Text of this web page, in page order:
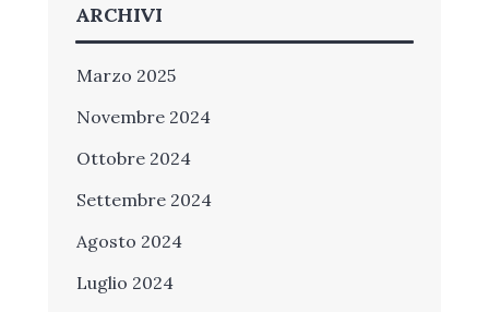
ARCHIVI
Marzo 2025
Novembre 2024
Ottobre 2024
Settembre 2024
Agosto 2024
Luglio 2024